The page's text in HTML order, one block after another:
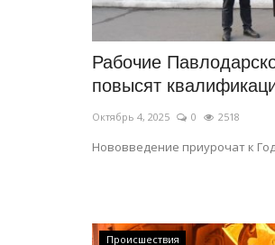
Рабочие
повысят
Октябрь 4, 2025 0 2518
Нововведение приурочат к
Происшествия